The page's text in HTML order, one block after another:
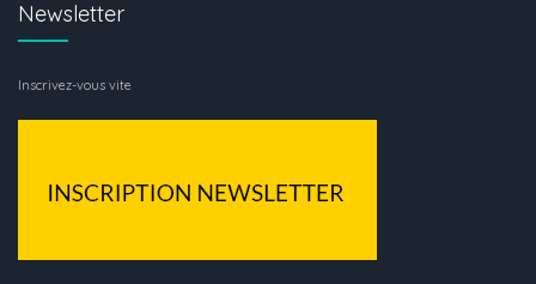
Newsletter
Inscrivez-vous vite